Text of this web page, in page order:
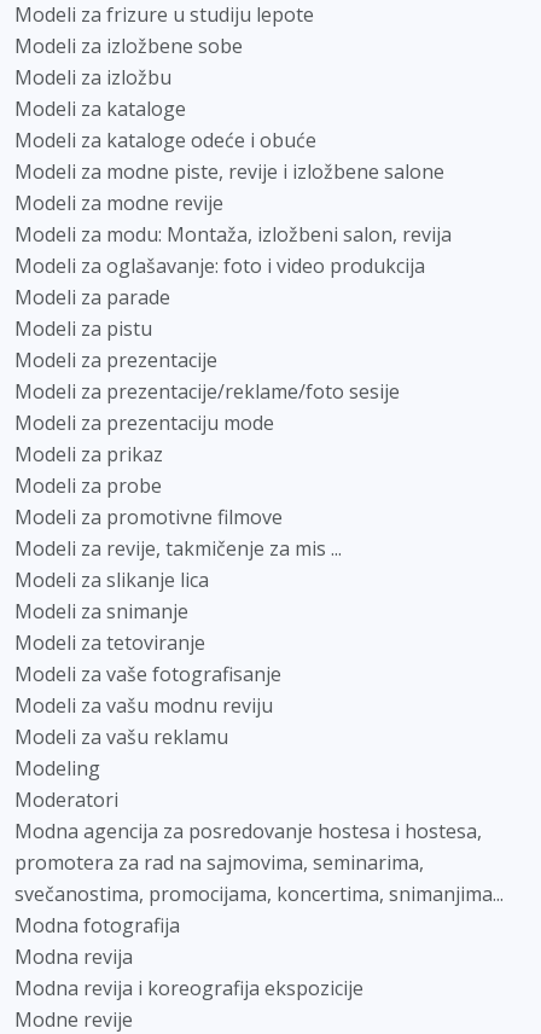
Modeli za frizure u studiju lepote
Modeli za izložbene sobe
Modeli za izložbu
Modeli za kataloge
Modeli za kataloge odeće i obuće
Modeli za modne piste, revije i izložbene salone
Modeli za modne revije
Modeli za modu: Montaža, izložbeni salon, revija
Modeli za oglašavanje: foto i video produkcija
Modeli za parade
Modeli za pistu
Modeli za prezentacije
Modeli za prezentacije/reklame/foto sesije
Modeli za prezentaciju mode
Modeli za prikaz
Modeli za probe
Modeli za promotivne filmove
Modeli za revije, takmičenje za mis ...
Modeli za slikanje lica
Modeli za snimanje
Modeli za tetoviranje
Modeli za vaše fotografisanje
Modeli za vašu modnu reviju
Modeli za vašu reklamu
Modeling
Moderatori
Modna agencija za posredovanje hostesa i hostesa,
promotera za rad na sajmovima, seminarima,
svečanostima, promocijama, koncertima, snimanjima...
Modna fotografija
Modna revija
Modna revija i koreografija ekspozicije
Modne revije